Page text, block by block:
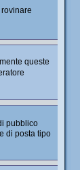
queste
pubblico
di posta tipo